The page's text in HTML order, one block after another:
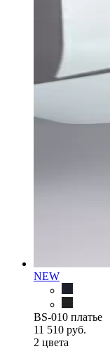
NEW
BS-010 платье
11 510 руб.
2 цветa